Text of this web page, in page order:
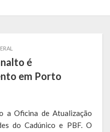
é
em Porto
a Oficina de Atualização
do Cadúnico e PBF. O